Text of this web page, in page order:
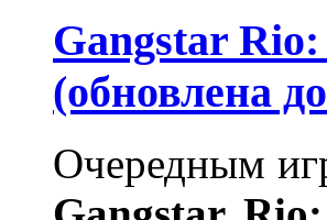
Gangstar
(обновлена
Очередным